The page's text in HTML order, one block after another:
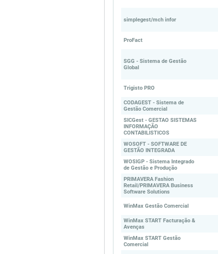
simplegest/mch infor
ProFact
SGG - Sistema de Gestão
Global
Trigisto PRO
CODAGEST - Sistema de
Gestão Comercial
SICGest - GESTAO SISTEMAS
INFORMAÇÃO
CONTABILISTICOS
WOSOFT - SOFTWARE DE
GESTÃO INTEGRADA
WOSIGP - Sistema Integrado
de Gestão e Produção
PRIMAVERA Fashion
Retail/PRIMAVERA Business
Software Solutions
WinMax Gestão Comercial
WinMax START Facturação &
Avenças
WinMax START Gestão
Comercial